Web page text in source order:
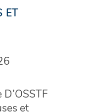
ET
et